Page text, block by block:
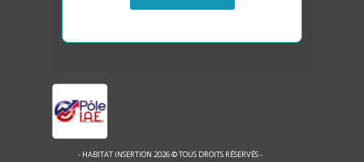
- HABITAT INSERTION 2026 © TOUS DROITS RÉSERVÉS -